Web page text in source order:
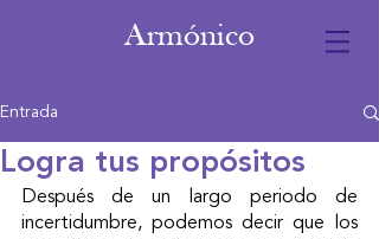
Armónico
Entrada
Logra tus propósitos
Después de un largo periodo de
incertidumbre, podemos decir que los